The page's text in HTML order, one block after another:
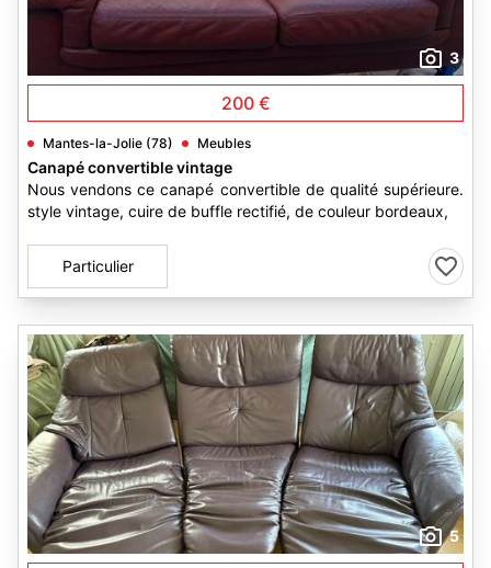
3
200 €
Mantes-la-Jolie (78) Meubles
Canapé convertible vintage
Nous vendons ce canapé convertible de qualité supérieure.
style vintage, cuire de buffle rectifié, de couleur bordeaux,
Particulier
5